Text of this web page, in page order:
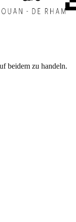
beidem zu handeln.